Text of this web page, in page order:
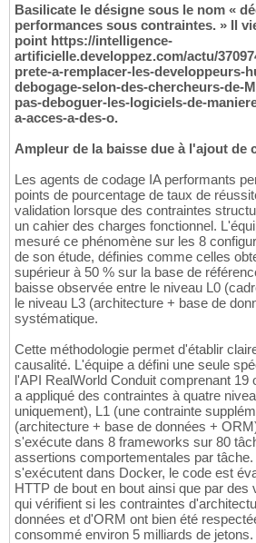
Basilicate le désigne sous le nom «
performances sous contraintes. » Il
point https://intelligence-
artificielle.developpez.com/actu/
prete-a-remplacer-les-developpeurs-
debogage-selon-des-chercheurs-de-
pas-deboguer-les-logiciels-de-
a-acces-a-des-o.
Ampleur de la baisse due à l'ajout de
Les agents de codage IA performants
points de pourcentage de taux de
validation lorsque des contraintes
un cahier des charges fonctionnel.
mesuré ce phénomène sur les 8
de son étude, définies comme celles
supérieur à 50 % sur la base de
baisse observée entre le niveau L0
le niveau L3 (architecture + base de
systématique.
Cette méthodologie permet d'établir
causalité. L'équipe a défini une seule
l'API RealWorld Conduit comprenant 19
a appliqué des contraintes à quatre
uniquement), L1 (une contrainte
(architecture + base de données +
s'exécute dans 8 frameworks sur 80
assertions comportementales par
s'exécutent dans Docker, le code est
HTTP de bout en bout ainsi que par des
qui vérifient si les contraintes
données et d'ORM ont bien été
consommé environ 5 milliards de jetons.